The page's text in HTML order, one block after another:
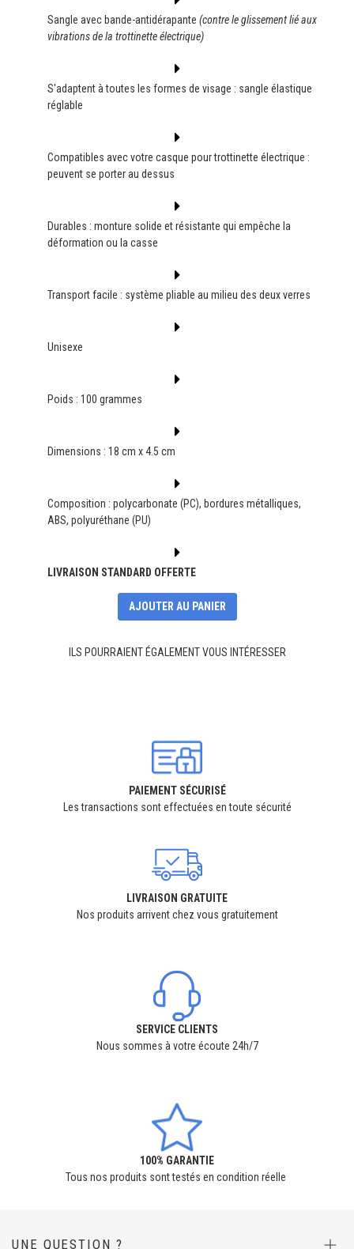
Sangle avec bande-antidérapante (contre le glissement lié aux
vibrations de la trottinette électrique)
S'adaptent à toutes les formes de visage : sangle élastique
réglable
Compatibles avec votre casque pour trottinette électrique :
peuvent se porter au dessus
Durables : monture solide et résistante qui empêche la
déformation ou la casse
Transport facile : système pliable au milieu des deux verres
Unisexe
Poids : 100 grammes
Dimensions : 18 cm x 4.5 cm
Composition : polycarbonate (PC), bordures métalliques,
ABS, polyuréthane (PU)
LIVRAISON STANDARD OFFERTE
AJOUTER AU PANIER
ILS POURRAIENT ÉGALEMENT VOUS INTÉRESSER
PAIEMENT SÉCURISÉ
Les transactions sont effectuées en toute sécurité
LIVRAISON GRATUITE
Nos produits arrivent chez vous gratuitement
SERVICE CLIENTS
Nous sommes à votre écoute 24h/7
100% GARANTIE
Tous nos produits sont testés en condition réelle
UNE QUESTION ?